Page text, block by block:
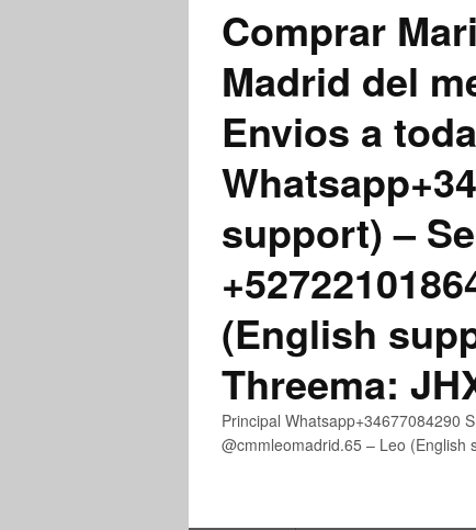
Comprar
Madrid del
Envios a
support) –
(English
Threema:
Principal Whatsapp+34677084290
@cmmleomadrid.65 – Leo (English